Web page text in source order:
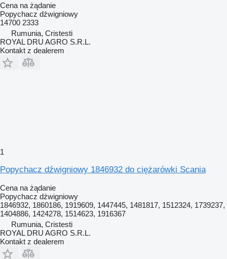
Cena na żądanie
Popychacz dźwigniowy
14700 2333
Rumunia, Cristesti
ROYAL DRU AGRO S.R.L.
Kontakt z dealerem
1
Popychacz dźwigniowy 1846932 do ciężarówki Scania
Cena na żądanie
Popychacz dźwigniowy
1846932, 1860186, 1919609, 1447445, 1481817, 1512324, 1739237,
1404886, 1424278, 1514623, 1916367
Rumunia, Cristesti
ROYAL DRU AGRO S.R.L.
Kontakt z dealerem